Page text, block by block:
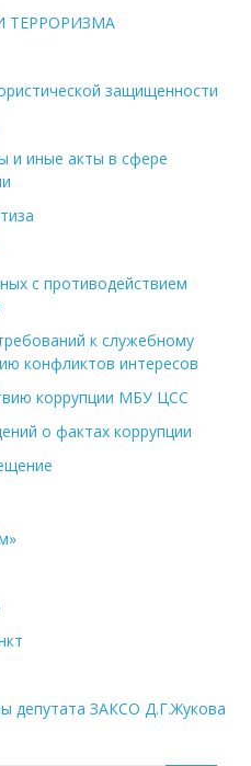
ТЕРРОРИЗМА
защищенности
и иные акты в сфере
с противодействием
к служебному
конфликтов интересов
коррупции МБУ ЦСС
о фактах коррупции
депутата ЗАКСО Д.Г.Жукова